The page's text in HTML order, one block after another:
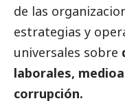
de las
estrategias y
universales sobre
laborales,
corrupción.